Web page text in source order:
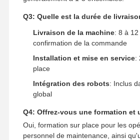
Q3: Quelle est la durée de
Livraison de la machine: 8 à 12
confirmation de la commande
Installation et mise en service:
place
Intégration des robots: Inclus
global
Q4: Offrez-vous une formation et
Oui, formation sur place pour les
personnel de maintenance, ainsi